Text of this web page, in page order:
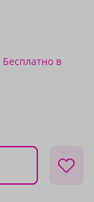
Бесплатно в